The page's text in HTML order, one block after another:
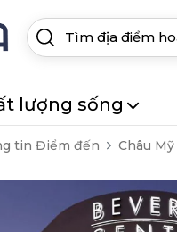
lượng sống
tin Điểm đến Châu Mỹ